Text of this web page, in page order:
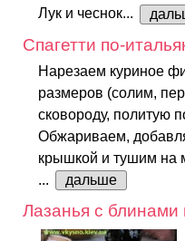
Лук и чеснок...
Спагетти по-
Нарезаем куриное
размеров (солим,
сковороду, политую
Обжариваем,
крышкой и тушим на
...
дальше
Лазанья с блинами